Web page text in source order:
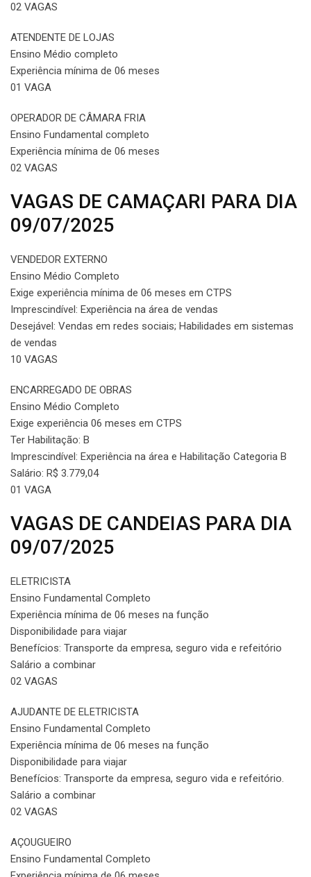
02 VAGAS
ATENDENTE DE LOJAS
Ensino Médio completo
Experiência mínima de 06 meses
01 VAGA
OPERADOR DE CÂMARA FRIA
Ensino Fundamental completo
Experiência mínima de 06 meses
02 VAGAS
VAGAS DE CAMAÇARI PARA DIA
09/07/2025
VENDEDOR EXTERNO
Ensino Médio Completo
Exige experiência mínima de 06 meses em CTPS
Imprescindível: Experiência na área de vendas
Desejável: Vendas em redes sociais; Habilidades em sistemas
de vendas
10 VAGAS
ENCARREGADO DE OBRAS
Ensino Médio Completo
Exige experiência 06 meses em CTPS
Ter Habilitação: B
Imprescindível: Experiência na área e Habilitação Categoria B
Salário: R$ 3.779,04
01 VAGA
VAGAS DE CANDEIAS PARA DIA
09/07/2025
ELETRICISTA
Ensino Fundamental Completo
Experiência mínima de 06 meses na função
Disponibilidade para viajar
Benefícios: Transporte da empresa, seguro vida e refeitório
Salário a combinar
02 VAGAS
AJUDANTE DE ELETRICISTA
Ensino Fundamental Completo
Experiência mínima de 06 meses na função
Disponibilidade para viajar
Benefícios: Transporte da empresa, seguro vida e refeitório.
Salário a combinar
02 VAGAS
AÇOUGUEIRO
Ensino Fundamental Completo